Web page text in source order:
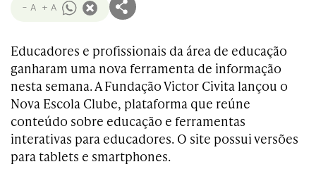
- A + A
Educadores e profissionais da área de educação
ganharam uma nova ferramenta de informação
nesta semana. A Fundação Victor Civita lançou o
Nova Escola Clube, plataforma que reúne
conteúdo sobre educação e ferramentas
interativas para educadores. O site possui versões
para tablets e smartphones.